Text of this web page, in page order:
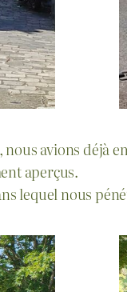
avions
aperçus.
lequel nous